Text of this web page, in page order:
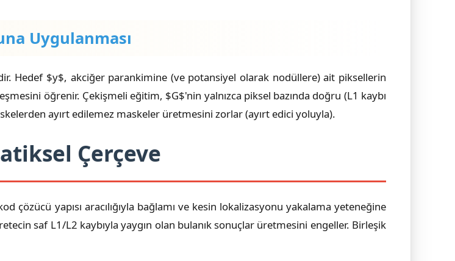
Uygulanması
Hedef $y$, akciğer parankimine (ve potansiyel olarak nodüllere) ait piksellerin
öğrenir. Çekişmeli eğitim, $G$'nin yalnızca piksel bazında doğru (L1 kaybı
ayırt edilemez maskeler üretmesini zorlar (ayırt edici yoluyla).
Çerçeve
çözücü yapısı aracılığıyla bağlamı ve kesin lokalizasyonu yakalama yeteneğine
saf L1/L2 kaybıyla yaygın olan bulanık sonuçlar üretmesini engeller. Birleşik